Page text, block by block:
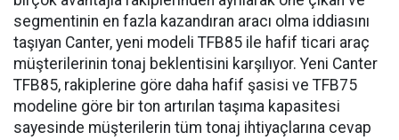
segmentinin en fazla kazandıran aracı olma iddiasını
taşıyan Canter, yeni modeli TFB85 ile hafif ticari araç
müşterilerinin tonaj beklentisini karşılıyor. Yeni Canter
TFB85, rakiplerine göre daha hafif şasisi ve TFB75
modeline göre bir ton artırılan taşıma kapasitesi
sayesinde müşterilerin tüm tonaj ihtiyaçlarına cevap